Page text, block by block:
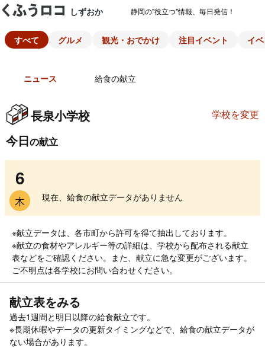
しずおか 静岡の"役立つ"情報、毎日発信！
すべて グルメ 観光・おでかけ 注目イベント イ
ニュース 給食の献立
長泉小学校 学校を変更
今日の献立
6
木 現在、給食の献立データがありません
※献立データは、各市町から許可を得て抽出しております。
※献立の食材やアレルギー等の詳細は、学校から配布される献立
表などをご確認ください。また、献立に急な変更がございます。
ご不明点は各学校にお問い合わせください。
献立表をみる
過去1週間と明日以降の給食献立です。
※長期休暇やデータの更新タイミングなどで、給食の献立データが
ない場合があります。